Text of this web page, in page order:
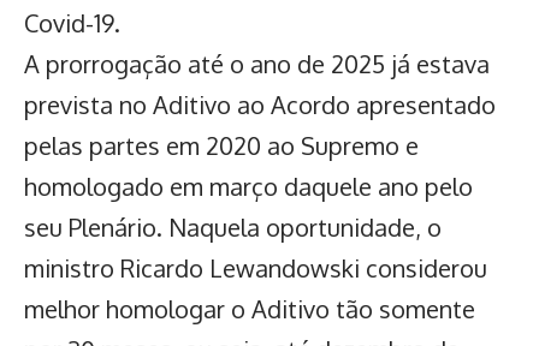
Covid-19.
A prorrogação até o ano de 2025 já estava
prevista no Aditivo ao Acordo apresentado
pelas partes em 2020 ao Supremo e
homologado em março daquele ano pelo
seu Plenário. Naquela oportunidade, o
ministro Ricardo Lewandowski considerou
melhor homologar o Aditivo tão somente